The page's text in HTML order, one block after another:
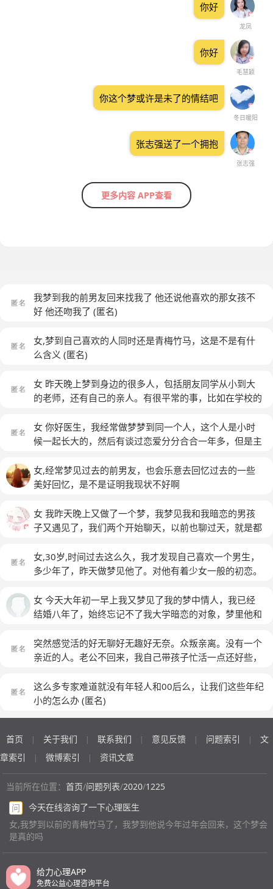
龙凤
你好
毛慧颖
你好
冬日暖阳
你这个梦或许是未了的情结吧
张志强
张志强送了一个拥抱
更多内容 APP查看
我梦到我的前男友回来找我了 他还说他喜欢的那女孩不
好 他还吻我了 (匿名)
女,梦到自己喜欢的人同时还是青梅竹马，这是不是有什
么含义 (匿名)
女 昨天晚上梦到身边的很多人，包括朋友同学从小到大
的老师，还有自己的亲人。有很平常的事，比如在学校的
的现任，很多场景，像过电影一样。(匿名)
女 你好医生，我经常做梦梦到同一个人，这个人是小时
候一起长大的，然后有谈过恋爱分分合合一年多，但是主
自己有家庭了，有宝宝了，也没有跟他联系，4.5年没有
联系，就回村里偶尔路上见过一两次，为什么他会经常出
人谈恋爱，还对我很好，我该怎么办，我不想在梦到他
了，感觉很对不起我老公！（女，22岁）(匿名)
女,经常梦见过去的前男友，也会乐意去回忆过去的一些
美好回忆，是不是证明我现状不好啊
女 我昨天晚上又做了一个梦，我梦见我和我暗恋的男孩
子又遇见了，我们两个开始聊天，以前也聊过天，就是都
上去是同意还是不同意，都没有说，前天晚上我也做了一
个梦，是另一个和我表白过的人，因为我是第一次被表
不是我最近桃花在梦里快了
女,30岁,时间过去这么久，我才发现自己喜欢一个男生，
多少年了，昨天做梦见他了。对他有着少女一般的初恋。
女 今天大年初一早上我又梦见了我的梦中情人，我已经
结婚八年了，始终忘记不了我大学暗恋的对象，梦里他和
可是之前我们发生了很多误会，现在虽然我用新扣扣加了
他，可是彼此没有说过一句话，真的很想他，想给他说一
突然感觉活的好无聊好无趣好无奈。众叛亲离。没有一个
亲近的人。老公不回来，我自己带孩子忙活一点还好些，
也没啥朋友，一看到他无聊的样子，我心里更加难受，俩
人也没啥可聊的。够死了。要不为了孩子，活着没意思。
人都说我傻。我对这个话题敏感，别人都知道了，就故意
当我面说给我听打击刺激我。现在不敢去人群，不敢接触
刺激我一下。我活的好失败。由于别人对我一次次的打
人都打击我，我恨所有打击刺激我的人。本就抑郁，面对
这么恶劣的人际环境，抑郁何时才能痊愈。我自己想要调
整心态，可别人还是老样子，依旧打击刺激我。我被他们
贴傻子标签了。感觉我做啥事都会想别人会不会笑话我。
我讨厌她们所有人，超级讨厌！！！够死了
这么多专家难道就没有年轻人和00后么，让我们这些年纪
小的怎么办 (匿名)
首页 | 关于我们 | 联系我们 | 意见反馈 | 问题索引 |
文
章索引
| 微博索引 | 资讯文章
当前所在位置： 首页/问题列表/2020/1225
问
今天在线咨询了一下心理医生
女,我梦到以前的青梅竹马了，我梦到他说今年过年会回来，这个梦会
是真的吗
给力心理APP
免费公益心理咨询平台